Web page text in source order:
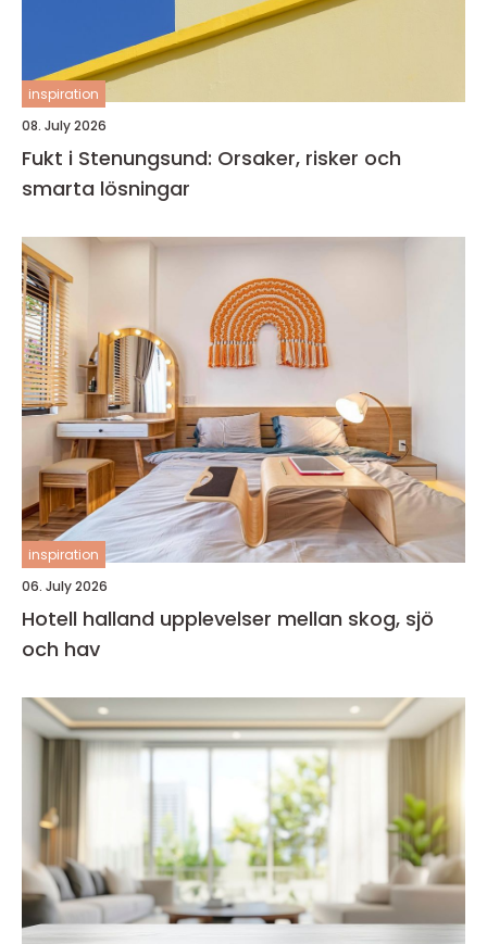
inspiration
08. July 2026
Fukt i Stenungsund: Orsaker, risker och
smarta lösningar
inspiration
06. July 2026
Hotell halland upplevelser mellan skog, sjö
och hav